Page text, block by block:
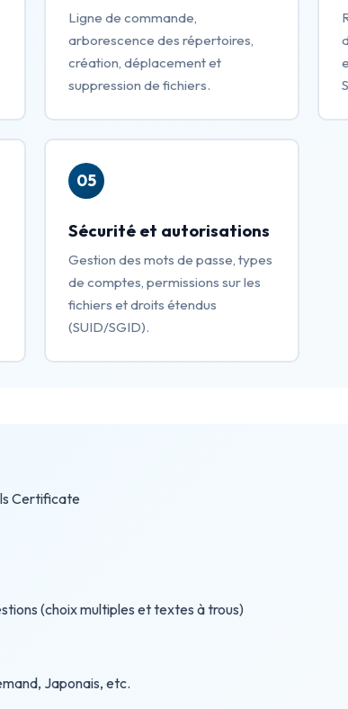
Ligne de commande,
arborescence des répertoires,
création, déplacement et
suppression de fichiers.
05
Sécurité et autorisations
Gestion des mots de passe, types
de comptes, permissions sur les
fichiers et droits étendus
(SUID/SGID).
Certificate
(choix multiples et textes à trous)
Japonais, etc.